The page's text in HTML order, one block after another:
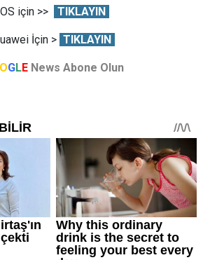
için >> TIKLAYIN
İçin > TIKLAYIN
OGLE News Abone Olun